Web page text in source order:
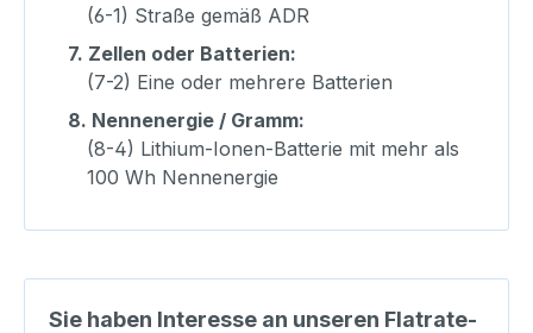
(6-1) Straße gemäß ADR
7. Zellen oder Batterien:
(7-2) Eine oder mehrere Batterien
8. Nennenergie / Gramm:
(8-4) Lithium-Ionen-Batterie mit mehr als
100 Wh Nennenergie
Sie haben Interesse an unseren Flatrate-